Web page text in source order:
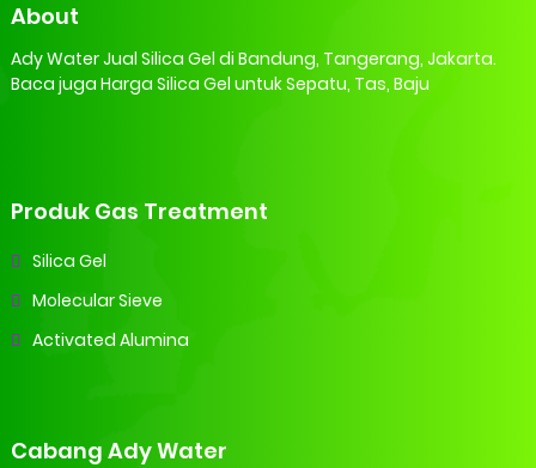
About
Ady Water Jual Silica Gel di Bandung, Tangerang, Jakarta.
Baca juga Harga Silica Gel untuk Sepatu, Tas, Baju
Produk Gas Treatment
Silica Gel
Molecular Sieve
Activated Alumina
Cabang Ady Water